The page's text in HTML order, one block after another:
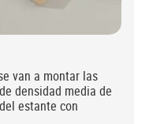
van a montar las
densidad media de
estante con